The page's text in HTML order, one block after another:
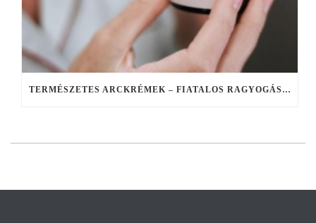
TERMÉSZETES ARCKRÉMEK – FIATALOS RAGYOGÁS A TERMÉSZET EREJÉVEL